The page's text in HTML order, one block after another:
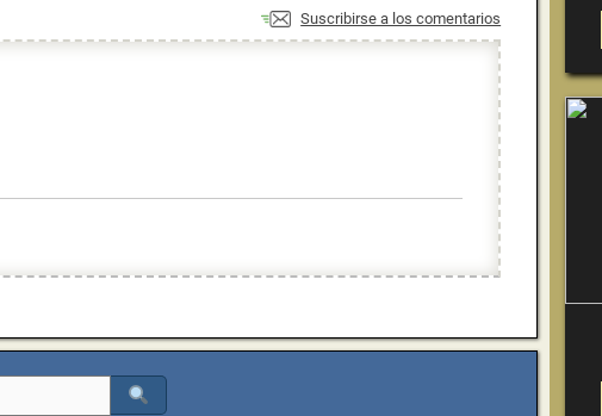
Suscribirse a los comentarios